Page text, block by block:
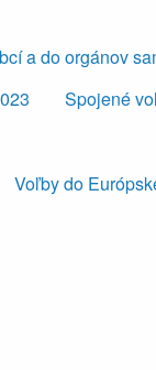
a do orgánov
Spojené
Voľby do